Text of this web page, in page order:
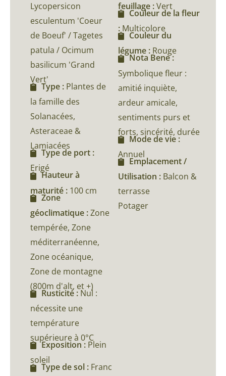
Lycopersicon
esculentum 'Coeur
de Boeuf' / Tagetes
patula / Ocimum
basilicum 'Grand
Vert'
Type : Plantes de
la famille des
Solanacées,
Asteraceae &
Lamiacées
Type de port :
Erigé
Hauteur à
maturité : 100 cm
Zone
géoclimatique :Zone
tempérée, Zone
méditerranéenne,
Zone océanique,
Zone de montagne
(800m d'alt, et +)
Rusticité : Nul :
nécessite une
température
supérieure à 0°C
Exposition : Plein
soleil
Type de sol : Franc
feuillage :Vert
Couleur de la fleur
: Multicolore
Couleur du
légume : Rouge
Nota Bene :
Symbolique fleur :
amitié inquiète,
ardeur amicale,
sentiments purs et
forts, sincérité, durée
Mode de vie :
Annuel
Emplacement /
Utilisation : Balcon &
terrasse
Potager